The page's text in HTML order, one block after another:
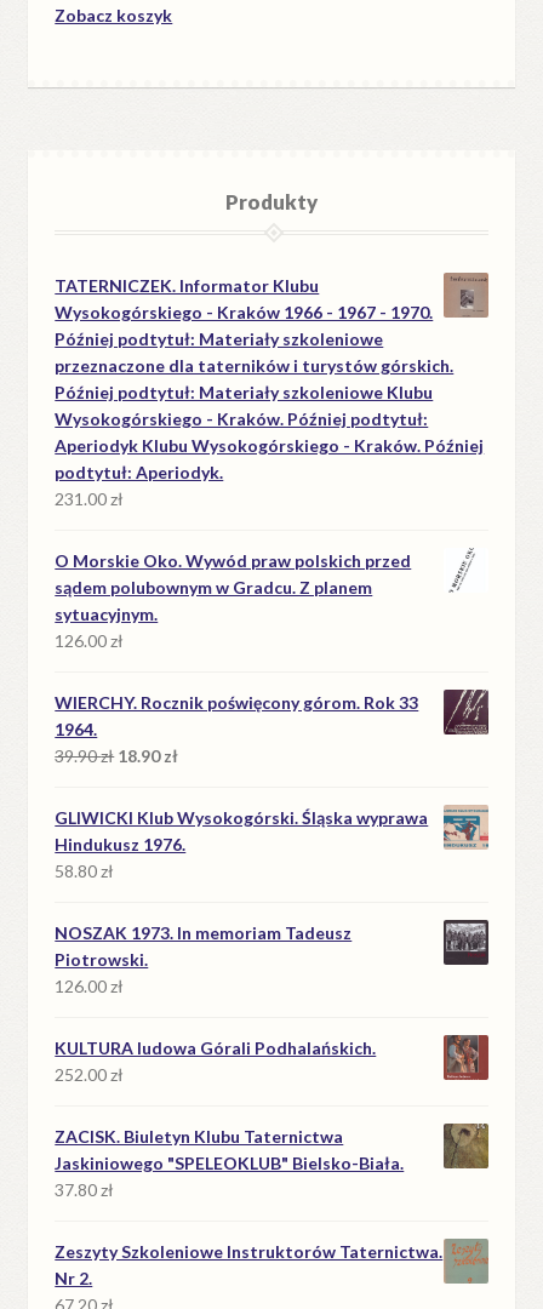
Zobacz koszyk
Produkty
TATERNICZEK. Informator Klubu
Wysokogórskiego - Kraków 1966 - 1967 - 1970.
Później podtytuł: Materiały szkoleniowe
przeznaczone dla taterników i turystów górskich.
Później podtytuł: Materiały szkoleniowe Klubu
Wysokogórskiego - Kraków. Później podtytuł:
Aperiodyk Klubu Wysokogórskiego - Kraków. Później
podtytuł: Aperiodyk.
231.00zł
O Morskie Oko. Wywód praw polskich przed
sądem polubownym w Gradcu. Z planem
sytuacyjnym.
126.00zł
WIERCHY. Rocznik poświęcony górom. Rok 33
1964.
39.90zł Pierwotna
wynosiła:
39.90 zł.
18.90złAktualna
wynosi:
18.90 zł.
GLIWICKI Klub Wysokogórski. Śląska wyprawa
Hindukusz 1976.
58.80zł
NOSZAK 1973. In memoriam Tadeusz
Piotrowski.
126.00zł
KULTURA ludowa Górali Podhalańskich.
252.00zł
ZACISK. Biuletyn Klubu Taternictwa
Jaskiniowego "SPELEOKLUB" Bielsko-Biała.
37.80zł
Zeszyty Szkoleniowe Instruktorów Taternictwa.
Nr 2.
67.20zł